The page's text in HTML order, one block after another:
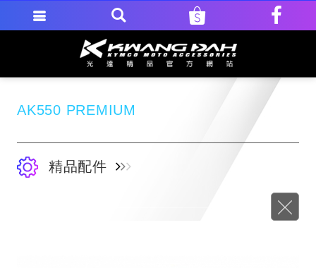
AK550 PREMIUM
精品配件